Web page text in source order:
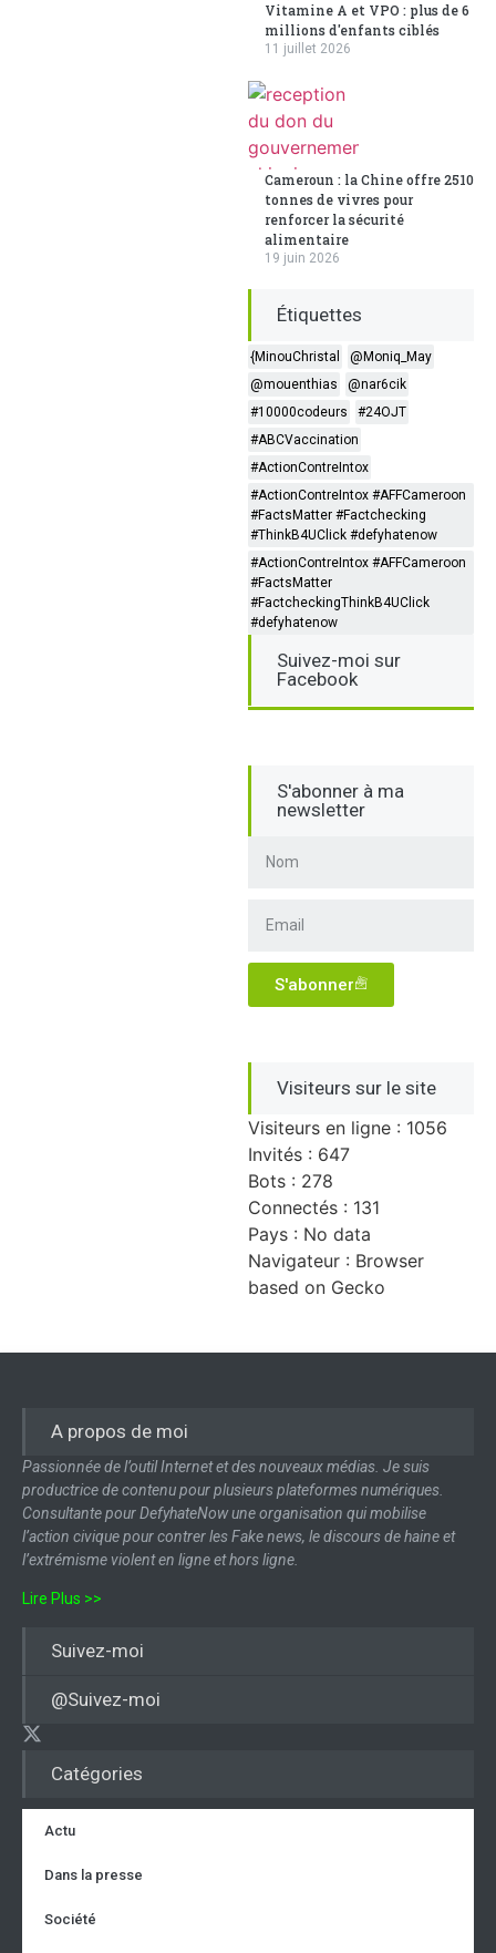
Vitamine A et VPO : plus de 6
millions d'enfants ciblés
11 juillet 2026
Cameroun : la Chine offre 2510
tonnes de vivres pour
renforcer la sécurité
alimentaire
19 juin 2026
Étiquettes
{MinouChristal
@Moniq_May
@mouenthias
@nar6cik
#10000codeurs
#24OJT
#ABCVaccination
#ActionContreIntox
#ActionContreIntox #AFFCameroon
#FactsMatter #Factchecking
#ThinkB4UClick #defyhatenow
#ActionContreIntox #AFFCameroon
#FactsMatter
#FactcheckingThinkB4UClick
#defyhatenow
Suivez-moi sur
Facebook
S'abonner à ma
newsletter
S'abonner
Visiteurs sur le site
Visiteurs en ligne : 1056
Invités : 647
Bots : 278
Connectés : 131
Pays : No data
Navigateur : Browser
based on Gecko
Catégories
Actu
Dans la presse
Société
A propos de moi
Passionnée de l’outil Internet et des nouveaux médias. Je suis
productrice de contenu pour plusieurs plateformes numériques.
Consultante pour DefyhateNow une organisation qui mobilise
l’action civique pour contrer les Fake news, le discours de haine et
l’extrémisme violent en ligne et hors ligne.
Lire Plus >>
Suivez-moi
@Suivez-moi